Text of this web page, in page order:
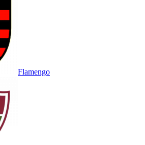
Flamengo